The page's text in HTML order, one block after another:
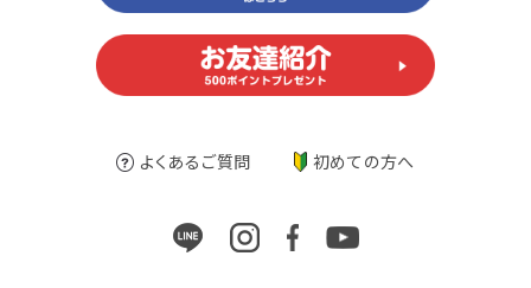
よくあるご質問 初めての方へ